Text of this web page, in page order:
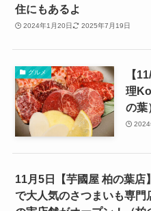
住にもあるよ
2024年1月20日 2025年7月19日
グルメ
【
理
の葉
11月5日【芋國屋 柏の葉店
で大人気のさつまいも専門